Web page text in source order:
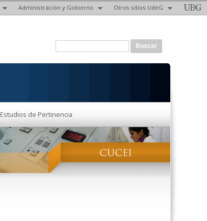
Administración y Gobierno Otros sitios UdeG
Formulario de búsqueda
Estudios de Pertinencia